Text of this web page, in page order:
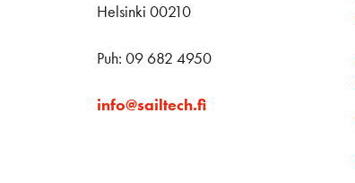
Helsinki 00210
Puh: 09 682 4950
info@sailtech.fi